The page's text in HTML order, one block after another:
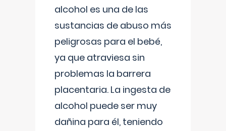
alcohol es una de las
sustancias de abuso más
peligrosas para el bebé,
ya que atraviesa sin
problemas la barrera
placentaria. La ingesta de
alcohol puede ser muy
dañina para él, teniendo